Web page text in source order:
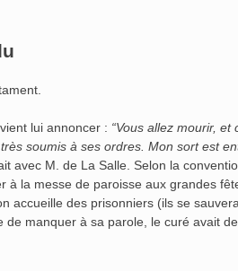
lui annoncer : “Vous allez mourir, et
soumis à ses ordres. Mon sort est
avec M. de La Salle. Selon la
à la messe de paroisse aux grandes
accueille des prisonniers (ils se
manquer à sa parole, le curé avait